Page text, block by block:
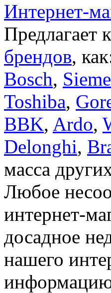
Интернет-
Предлагает
брендов,
Bosch,
Toshiba,
BBK, Ardo,
Delonghi,
масса
Любое
интернет-
досадное
нашего
информацию